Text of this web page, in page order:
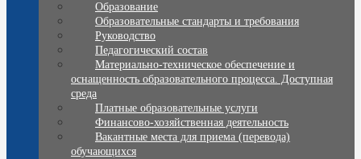
Образование
Образовательные стандарты и требования
Руководство
Педагогический состав
Материально-техническое обеспечение и
оснащенность образовательного процесса. Доступная
среда
Платные образовательные услуги
Финансово-хозяйственная деятельность
Вакантные места для приема (перевода)
обучающихся